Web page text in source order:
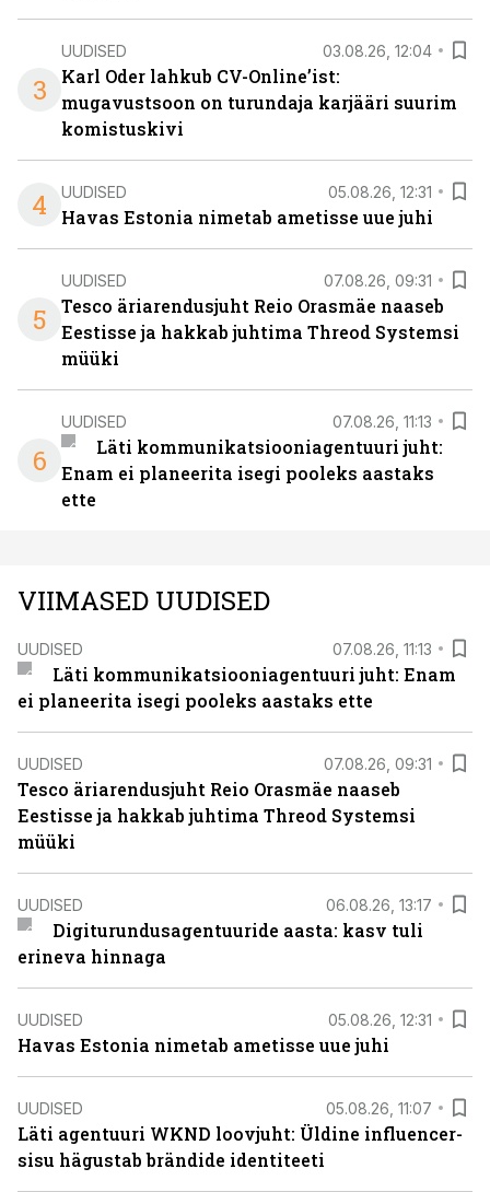
3
UUDISED 03.08.26, 12:04
Karl Oder lahkub CV-Online’ist:
mugavustsoon on turundaja karjääri suurim
komistuskivi
4 UUDISED 05.08.26, 12:31
Havas Estonia nimetab ametisse uue juhi
5
UUDISED 07.08.26, 09:31
Tesco äriarendusjuht Reio Orasmäe naaseb
Eestisse ja hakkab juhtima Threod Systemsi
müüki
6
UUDISED 07.08.26, 11:13
Läti kommunikatsiooniagentuuri juht:
Enam ei planeerita isegi pooleks aastaks
ette
VIIMASED UUDISED
UUDISED 07.08.26, 11:13
Läti kommunikatsiooniagentuuri juht: Enam
ei planeerita isegi pooleks aastaks ette
UUDISED 07.08.26, 09:31
Tesco äriarendusjuht Reio Orasmäe naaseb
Eestisse ja hakkab juhtima Threod Systemsi
müüki
UUDISED 06.08.26, 13:17
Digiturundusagentuuride aasta: kasv tuli
erineva hinnaga
UUDISED 05.08.26, 12:31
Havas Estonia nimetab ametisse uue juhi
UUDISED 05.08.26, 11:07
Läti agentuuri WKND loovjuht: Üldine influencer-
sisu hägustab brändide identiteeti